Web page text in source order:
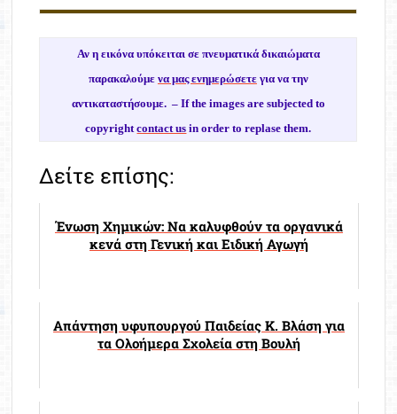
Αν η εικόνα υπόκειται σε πνευματικά δικαιώματα
παρακαλούμε να μας ενημερώσετεγια να την
αντικαταστήσουμε. – If the images are subjected to
copyrightcontact us in order to replase them.
Δείτε επίσης:
Ένωση Χημικών: Να καλυφθούν τα οργανικά
κενά στη Γενική και Ειδική Αγωγή
Απάντηση υφυπουργού Παιδείας Κ. Βλάση για
τα Ολοήμερα Σχολεία στη Βουλή